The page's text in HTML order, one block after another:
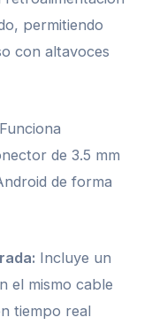
permitiendo
con altavoces
Funciona
de 3.5 mm
de forma
Incluye un
el mismo cable
tiempo real